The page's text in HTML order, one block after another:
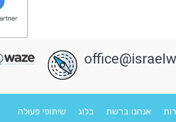
אנחנו ברשת בלוג שיתופי פעולה